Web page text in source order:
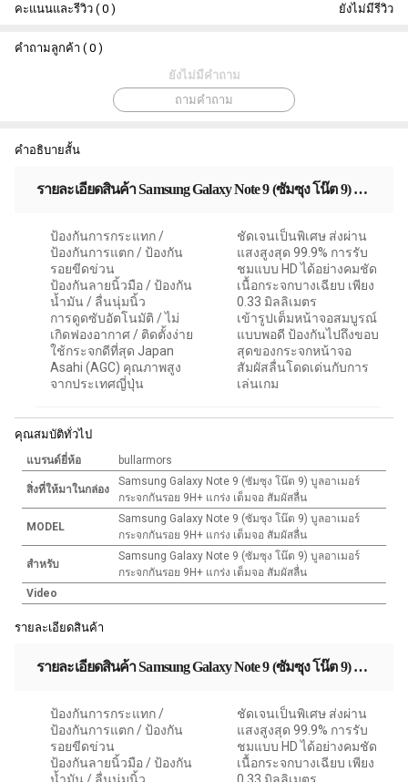
คะแนนและรีวิว ( 0 ) ยังไม่มีรีวิว
คำถามลูกค้า ( 0 )
ยังไม่มีคำถาม
ถามคำถาม
คำอธิบายสั้น
รายละเอียดสินค้า Samsung Galaxy Note 9 (ซัมซุง โน๊ต 9) บูลอาเมอร์ กระจกกันรอย 9H+ แกร่ง เต็มจอ สัมผัสลื่น
ป้องกันการกระแทก /
ป้องกันการแตก / ป้องกัน
รอยขีดข่วน
ป้องกันลายนิ้วมือ / ป้องกัน
น้ำมัน / ลื่นนุ่มนิ้ว
การดูดซับอัตโนมัติ / ไม่
เกิดฟองอากาศ / ติดตั้งง่าย
ใช้กระจกดีที่สุด Japan
Asahi (AGC) คุณภาพสูง
จากประเทศญี่ปุ่น
ชัดเจนเป็นพิเศษ ส่งผ่าน
แสงสูงสุด 99.9% การรับ
ชมแบบ HD ได้อย่างคมชัด
เนื้อกระจกบางเฉียบ เพียง
0.33 มิลลิเมตร
เข้ารูปเต็มหน้าจอสมบูรณ์
แบบพอดี ป้องกันไปถึงขอบ
สุดของกระจกหน้าจอ
สัมผัสลื่นโดดเด่นกับการ
เล่นเกม
คุณสมบัติทั่วไป
แบรนด์ยี่ห้อ bullarmors
สิ่งที่ให้มาในกล่อง
Samsung Galaxy Note 9 (ซัมซุง โน๊ต 9) บูลอาเมอร์
กระจกกันรอย 9H+ แกร่ง เต็มจอ สัมผัสลื่น
MODEL
Samsung Galaxy Note 9 (ซัมซุง โน๊ต 9) บูลอาเมอร์
กระจกกันรอย 9H+ แกร่ง เต็มจอ สัมผัสลื่น
สำหรับ
Samsung Galaxy Note 9 (ซัมซุง โน๊ต 9) บูลอาเมอร์
กระจกกันรอย 9H+ แกร่ง เต็มจอ สัมผัสลื่น
Video
รายละเอียดสินค้า
รายละเอียดสินค้า Samsung Galaxy Note 9 (ซัมซุง โน๊ต 9) บูลอาเมอร์ กระจกกันรอย 9H+ แกร่ง เต็มจอ สัมผัสลื่น
ป้องกันการกระแทก /
ป้องกันการแตก / ป้องกัน
รอยขีดข่วน
ป้องกันลายนิ้วมือ / ป้องกัน
น้ำมัน / ลื่นนุ่มนิ้ว
ชัดเจนเป็นพิเศษ ส่งผ่าน
แสงสูงสุด 99.9% การรับ
ชมแบบ HD ได้อย่างคมชัด
เนื้อกระจกบางเฉียบ เพียง
0.33 มิลลิเมตร